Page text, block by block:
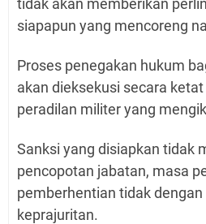
tidak akan memberikan
siapapun yang mencoreng
Proses penegakan hukum
akan dieksekusi secara
peradilan militer yang
Sanksi yang disiapkan tidak
pencopotan jabatan, masa
pemberhentian tidak
keprajuritan.